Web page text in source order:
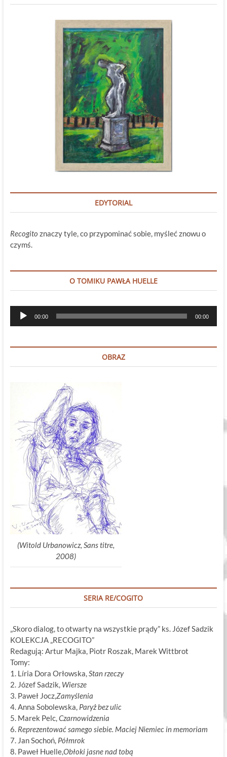
EDYTORIAL
Recogito znaczy tyle, co przypominać sobie, myśleć znowu o
czymś.
O TOMIKU PAWŁA HUELLE
Odtwarzacz
plików
00:00 00:00
OBRAZ
(Witold Urbanowicz, Sans titre,
2008)
SERIA RE/COGITO
„Skoro dialog, to otwarty na wszystkie prądy” ks. Józef Sadzik
KOLEKCJA „RECOGITO”
Redagują: Artur Majka, Piotr Roszak, Marek Wittbrot
Tomy:
1. Líria Dora Orłowska,Stan rzeczy
2. Józef Sadzik, Wiersze
3. Paweł Jocz,Zamyślenia
4. Anna Sobolewska, Paryż bez ulic
5. Marek Pelc,Czarnowidzenia
6. Reprezentować samego siebie. Maciej Niemiec in memoriam
7. Jan Sochoń, Półmrok
8. Paweł Huelle,Obłoki jasne nad tobą